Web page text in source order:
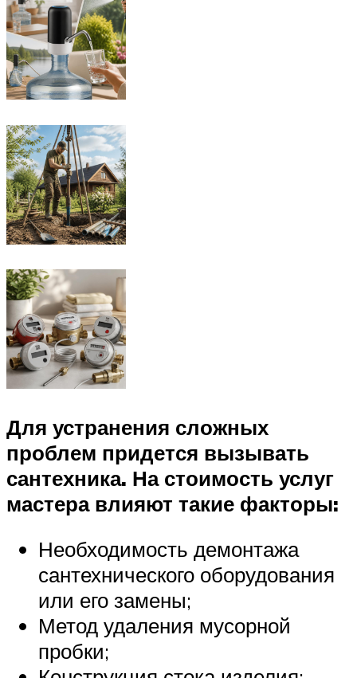
Для устранения сложных
проблем придется вызывать
сантехника. На стоимость услуг
мастера влияют такие факторы:
Необходимость демонтажа
сантехнического оборудования
или его замены;
Метод удаления мусорной
пробки;